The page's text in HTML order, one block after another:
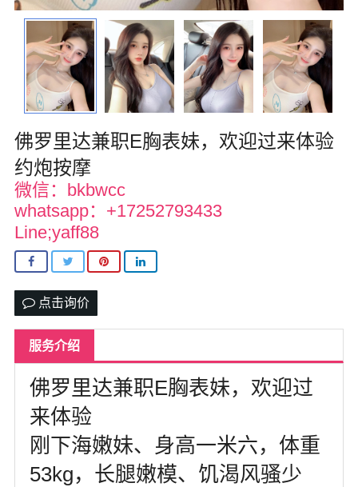
拉斯维加斯
迈阿密
尔湾
得克萨斯
乔治亚州
北卡罗来纳州
马里兰州
宾夕法尼亚州
马萨诸塞州
俄亥俄州
底特律
明尼苏达州
佛罗里达兼职E胸表妹，欢迎过来体验
约炮按摩
微信：bkbwcc
whatsapp：+17252793433
Line;yaff88
点击询价
服务介绍
佛罗里达兼职E胸表妹，欢迎过
来体验
刚下海嫩妹、身高一米六，体重
53kg，长腿嫩模、饥渴风骚少